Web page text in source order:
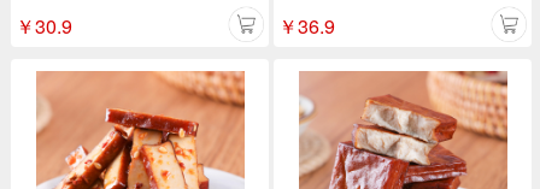
￥30.9 ￥36.9